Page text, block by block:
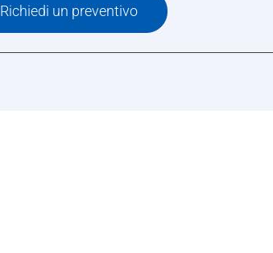
Richiedi un preventivo